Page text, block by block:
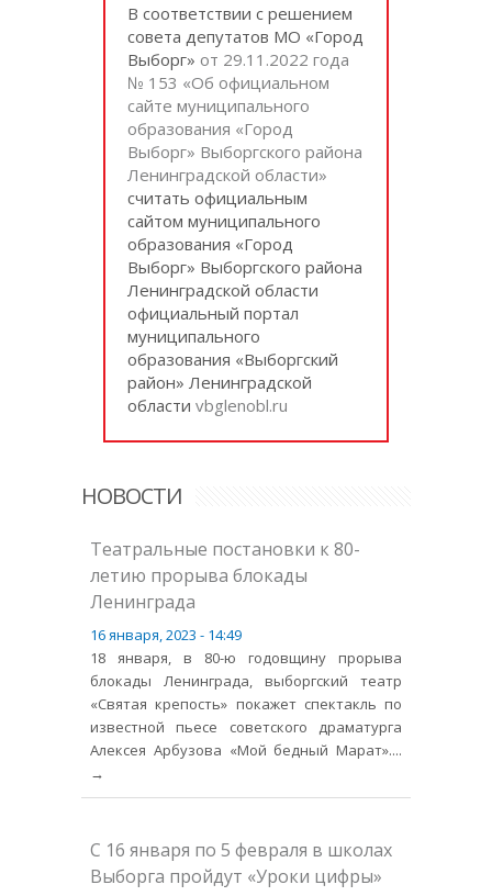
В соответствии с решением
совета депутатов МО «Город
Выборг» от 29.11.2022 года
№ 153 «Об официальном
сайте муниципального
образования «Город
Выборг» Выборгского района
Ленинградской области»
cчитать официальным
сайтом муниципального
образования «Город
Выборг» Выборгского района
Ленинградской области
официальный портал
муниципального
образования «Выборгский
район» Ленинградской
области vbglenobl.ru
НОВОСТИ
Театральные постановки к 80-
летию прорыва блокады
Ленинграда
16 января, 2023 - 14:49
18 января, в 80-ю годовщину прорыва
блокады Ленинграда, выборгский театр
«Святая крепость» покажет спектакль по
известной пьесе советского драматурга
Алексея Арбузова «Мой бедный Марат»....
→
С 16 января по 5 февраля в школах
Выборга пройдут «Уроки цифры»